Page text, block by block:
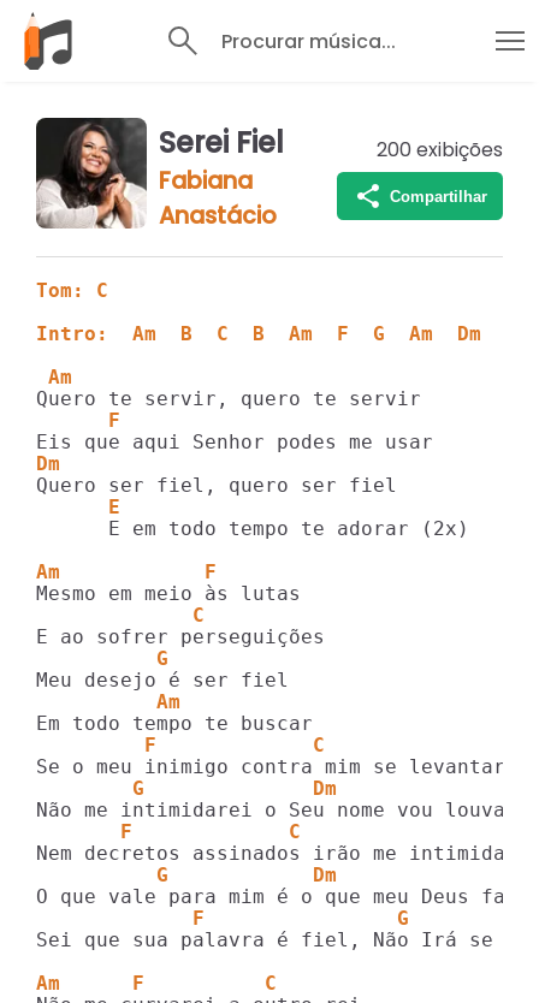
Procurar música...
Serei Fiel
Fabiana
Anastácio
200 exibições
Compartilhar
Tom: C
Intro:  Am  B  C  B  Am  F  G  Am  Dm
Am
      F
Dm
      E
      E em todo tempo te adorar (2x)
Am            F
             C
          G
          Am
         F             C
        G              Dm
       F             C
          G            Dm
             F                G
Sei que sua palavra é fiel, Não Irá se
Am      F          C